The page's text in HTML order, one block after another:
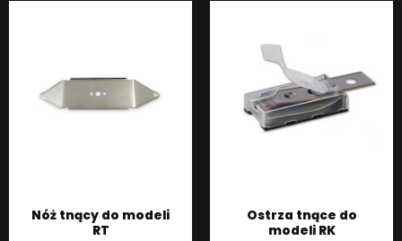
Nóż tnący do modeli
RT
Ostrza tnące do
modeli RK